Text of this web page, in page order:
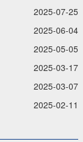
2025-07-25
2025-06-04
2025-05-05
2025-03-17
2025-03-07
2025-02-11